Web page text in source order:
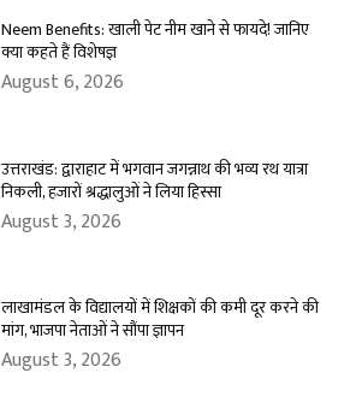
Neem Benefits: खाली पेट नीम खाने से फायदे! जानिए
क्या कहते हैं विशेषज्ञ
August 6, 2026
उत्तराखंड: द्वाराहाट में भगवान जगन्नाथ की भव्य रथ यात्रा
निकली, हजारों श्रद्धालुओं ने लिया हिस्सा
August 3, 2026
लाखामंडल के विद्यालयों में शिक्षकों की कमी दूर करने की
मांग, भाजपा नेताओं ने सौंपा ज्ञापन
August 3, 2026